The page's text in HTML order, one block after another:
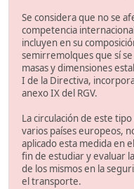
Se considera que no se
competencia
incluyen en su
semirremolques que sí
masas y dimensiones
I de la Directiva,
anexo IX del RGV.
La circulación de este
varios países europeos,
aplicado esta medida en
fin de estudiar y evaluar
de los mismos en la
el transporte.